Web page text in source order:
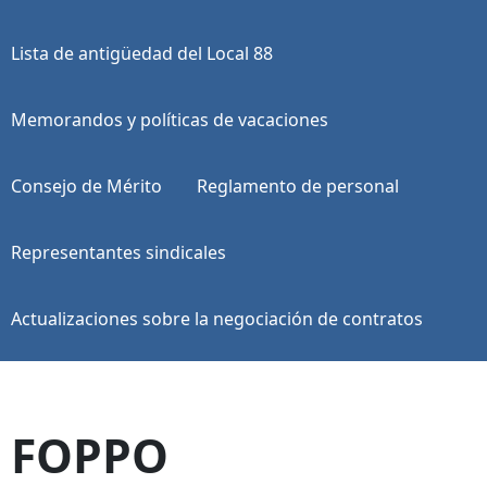
Lista de antigüedad del Local 88
Memorandos y políticas de vacaciones
Consejo de Mérito Reglamento de personal
Representantes sindicales
Actualizaciones sobre la negociación de contratos
FOPPO